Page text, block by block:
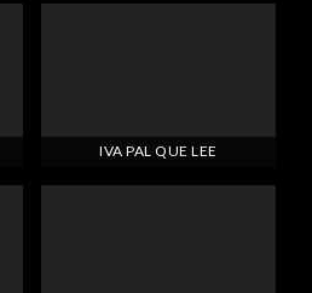
IVA PAL QUE LEE